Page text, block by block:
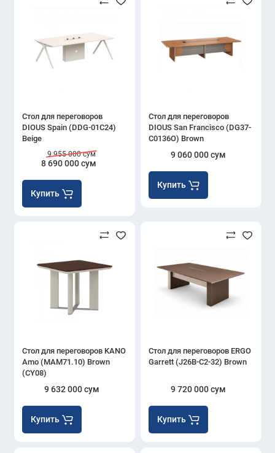
Стол для переговоров
DIOUS Spain (DDG-01C24)
Beige
8 690 000 сум
9 955 000 сум
Купить
Стол для переговоров
DIOUS San Francisco (DG37-
C0136O) Brown
9 060 000 сум
Купить
Стол для переговоров KANO
Amo (MAM71.10) Brown
(CY08)
9 632 000 сум
Купить
Стол для переговоров ERGO
Garrett (J26B-C2-32) Brown
9 720 000 сум
Купить